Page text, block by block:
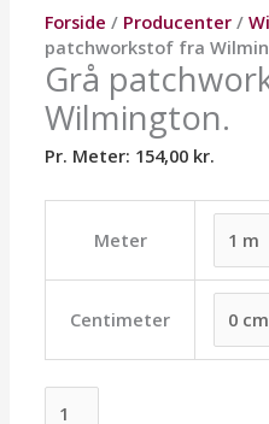
Forside / Producenter /
patchworkstof fra
Grå
Wilmington.
Pr. Meter: 154,00 kr.
Meter
Centimeter
på
på
på